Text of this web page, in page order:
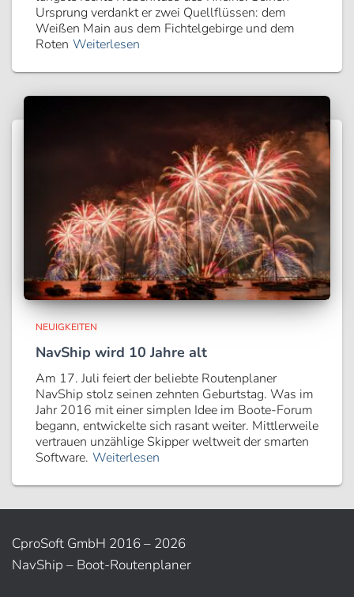
Ursprung verdankt er zwei Quellflüssen: dem
Weißen Main aus dem Fichtelgebirge und dem
Roten Weiterlesen
NEUIGKEITEN
NavShip wird 10 Jahre alt
Am 17. Juli feiert der beliebte Routenplaner
NavShip stolz seinen zehnten Geburtstag. Was im
Jahr 2016 mit einer simplen Idee im Boote-Forum
begann, entwickelte sich rasant weiter. Mittlerweile
vertrauen unzählige Skipper weltweit der smarten
Software. Weiterlesen
CproSoft GmbH 2016 – 2026
NavShip – Boot-Routenplaner